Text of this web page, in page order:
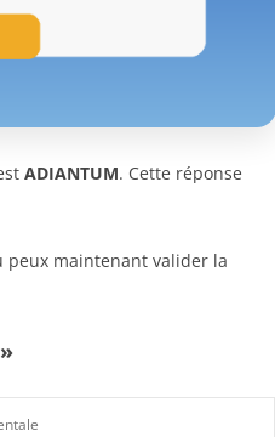
ADIANTUM. Cette réponse
peux maintenant valider la